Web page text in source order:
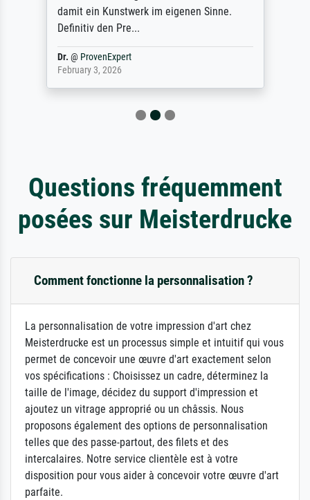
damit ein Kunstwerk im eigenen Sinne.
Definitiv den Pre...
Dr. @ ProvenExpert
February 3, 2026
Questions fréquemment
posées sur Meisterdrucke
Comment fonctionne la personnalisation ?
La personnalisation de votre impression d'art chez
Meisterdrucke est un processus simple et intuitif qui vous
permet de concevoir une œuvre d'art exactement selon
vos spécifications : Choisissez un cadre, déterminez la
taille de l'image, décidez du support d'impression et
ajoutez un vitrage approprié ou un châssis. Nous
proposons également des options de personnalisation
telles que des passe-partout, des filets et des
intercalaires. Notre service clientèle est à votre
disposition pour vous aider à concevoir votre œuvre d'art
parfaite.